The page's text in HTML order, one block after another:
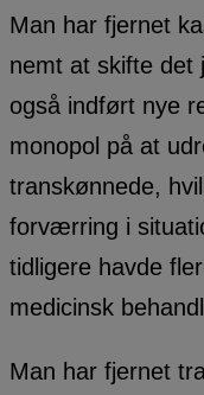
Man har fjernet
nemt at skifte det
også indført nye
monopol på at
transkønnede,
forværring i
tidligere havde
medicinsk
Man har fjernet